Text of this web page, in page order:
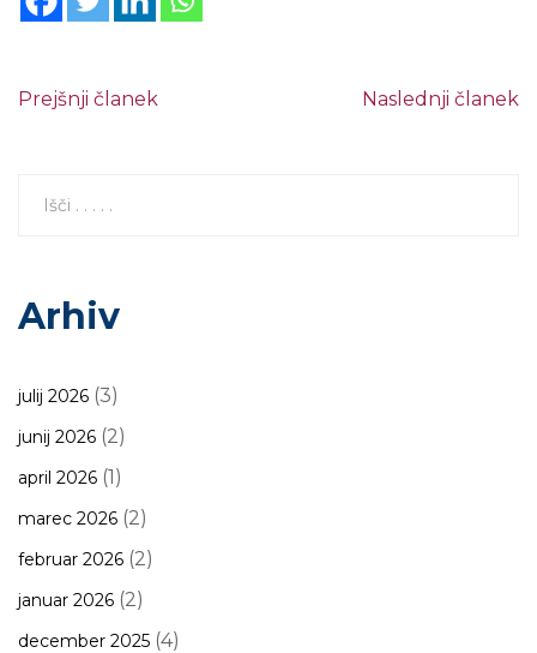
Prejšnji članek Naslednji članek
Arhiv
julij 2026 (3)
junij 2026 (2)
april 2026 (1)
marec 2026 (2)
februar 2026 (2)
januar 2026 (2)
december 2025 (4)